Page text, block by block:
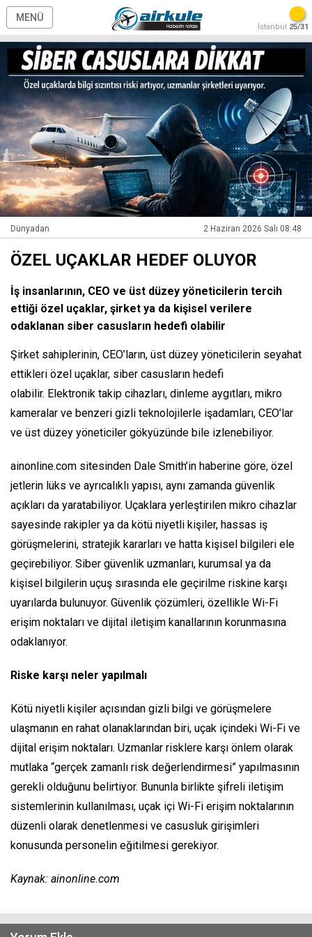
MENÜ
İstanbul 25/31
Dünyadan 2 Haziran 2026 Salı 08:48
ÖZEL UÇAKLAR HEDEF OLUYOR
İş insanlarının, CEO ve üst düzey yöneticilerin tercih
ettiği özel uçaklar, şirket ya da kişisel verilere
odaklanan siber casusların hedefi olabilir
Şirket sahiplerinin, CEO’ların, üst düzey yöneticilerin seyahat
ettikleri özel uçaklar, siber casusların hedefi
olabilir. Elektronik takip cihazları, dinleme aygıtları, mikro
kameralar ve benzeri gizli teknolojilerle işadamları, CEO’lar
ve üst düzey yöneticiler gökyüzünde bile izlenebiliyor.
ainonline.com sitesinden Dale Smith’in haberine göre, özel
jetlerin lüks ve ayrıcalıklı yapısı, aynı zamanda güvenlik
açıkları da yaratabiliyor. Uçaklara yerleştirilen mikro cihazlar
sayesinde rakipler ya da kötü niyetli kişiler, hassas iş
görüşmelerini, stratejik kararları ve hatta kişisel bilgileri ele
geçirebiliyor. Siber güvenlik uzmanları, kurumsal ya da
kişisel bilgilerin uçuş sırasında ele geçirilme riskine karşı
uyarılarda bulunuyor. Güvenlik çözümleri, özellikle Wi-Fi
erişim noktaları ve dijital iletişim kanallarının korunmasına
odaklanıyor.
Riske karşı neler yapılmalı
Kötü niyetli kişiler açısından gizli bilgi ve görüşmelere
ulaşmanın en rahat olanaklarından biri, uçak içindeki Wi-Fi ve
dijital erişim noktaları. Uzmanlar risklere karşı önlem olarak
mutlaka “gerçek zamanlı risk değerlendirmesi” yapılmasının
gerekli olduğunu belirtiyor. Bununla birlikte şifreli iletişim
sistemlerinin kullanılması, uçak içi Wi-Fi erişim noktalarının
düzenli olarak denetlenmesi ve casusluk girişimleri
konusunda personelin eğitilmesi gerekiyor.
Kaynak: ainonline.com